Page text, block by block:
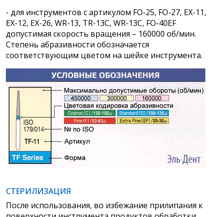
- для инструментов с артикулом FO-25, FO-27, EX-11,
EX-12, EX-26, WR-13, TR-13C, WR-13C, FO-40EF
допустимая скорость вращения – 160000 об/мин.
Степень абразивности обозначается
соответствующим цветом на шейке инструмента.
СТЕРИЛИЗАЦИЯ
После использования, во избежание прилипания к